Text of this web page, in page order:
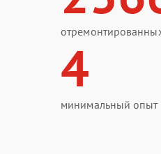
4
минимальный опыт